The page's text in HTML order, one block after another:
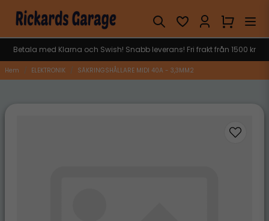
Betala med Klarna och Swish! Snabb leverans! Fri frakt från 1500 kr
Hem ELEKTRONIK SÄKRINGSHÅLLARE MIDI 40A - 3,3MM2